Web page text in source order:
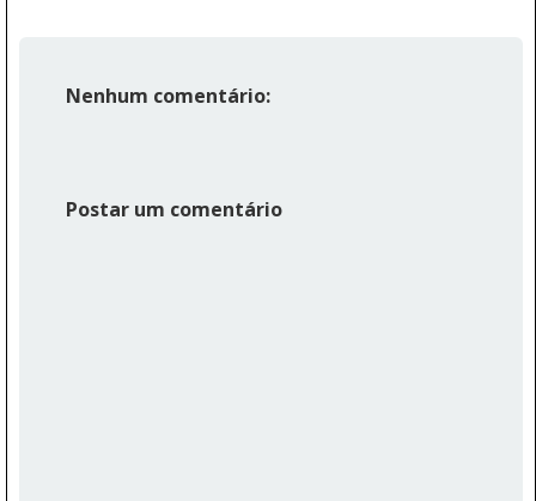
Nenhum comentário:
Postar um comentário